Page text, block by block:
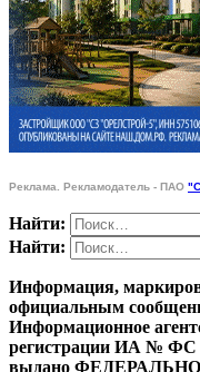
Реклама. Рекламодатель - ПАО
Найти:
Найти:
Информация,
официальным
Информационное
регистрации ИА № ФС
выдано